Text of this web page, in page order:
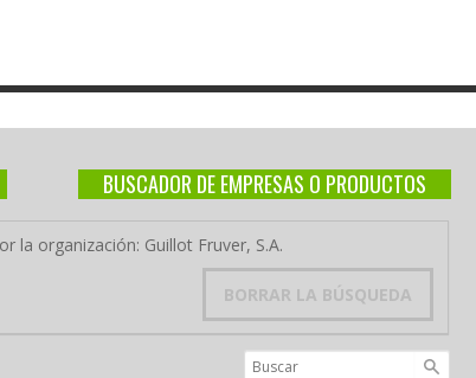
BUSCADOR DE EMPRESAS O PRODUCTOS
la organización: Guillot Fruver, S.A.
BORRAR LA BÚSQUEDA